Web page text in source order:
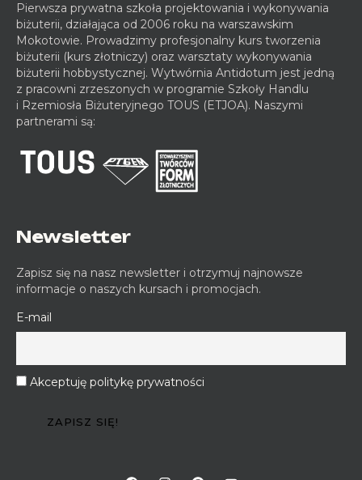
Pierwsza prywatna szkoła projektowania i wykonywania
biżuterii, działająca od 2006 roku na warszawskim
Mokotowie. Prowadzimy profesjonalny kurs tworzenia
biżuterii (kurs złotniczy) oraz warsztaty wykonywania
biżuterii hobbystycznej. Wytwórnia Antidotum jest jedną
z pracowni zrzeszonych w programie Szkoły Handlu
i Rzemiosła Biżuteryjnego TOUS (ETJOA). Naszymi
partnerami są:
Newsletter
Zapisz się na nasz newsletter i otrzymuj najnowsze
informacje o naszych kursach i promocjach.
E-mail
Akceptuję politykę prywatności